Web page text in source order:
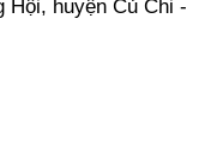
Hội, huyện Củ Chi -